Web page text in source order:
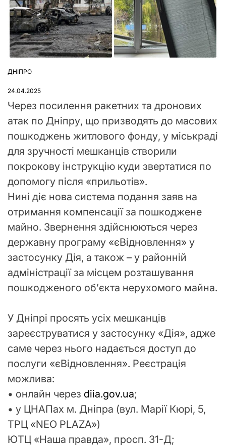
ОПУБЛІКУВАТИ
ДНІПРО
24.04.2025
Через посилення ракетних та дронових
атак по Дніпру, що призводять до масових
пошкоджень житлового фонду, у міськраді
для зручності мешканців створили
покрокову інструкцію куди звертатися по
допомогу після «прильотів».
Нині діє нова система подання заяв на
отримання компенсації за пошкоджене
майно. Звернення здійснюються через
державну програму «єВідновлення» у
застосунку Дія, а також – у районній
адміністрації за місцем розташування
пошкодженого об’єкта нерухомого майна.
У Дніпрі просять усіх мешканців
зареєструватися у застосунку «Дія», адже
саме через нього надається доступ до
послуги «єВідновлення». Реєстрація
можлива:
• онлайн через diia.gov.ua;
• у ЦНАПах м. Дніпра (вул. Марії Кюрі, 5,
ТРЦ «NEO PLAZA»)
ЮТЦ «Наша правда», просп. 31-Д;